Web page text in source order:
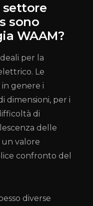
settore
sono
WAAM?
per la
Le
genere i
dimensioni, per i
di
delle
valore
confronto del
diverse